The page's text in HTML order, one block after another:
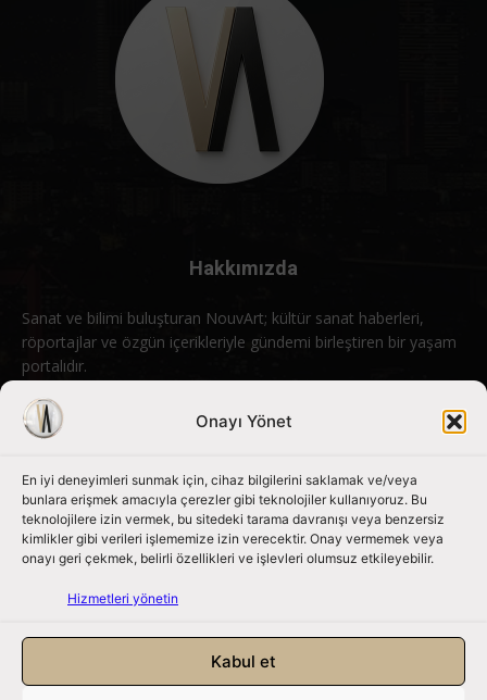
Onayı Yönet
En iyi deneyimleri sunmak için, cihaz bilgilerini saklamak ve/veya
bunlara erişmek amacıyla çerezler gibi teknolojiler kullanıyoruz. Bu
teknolojilere izin vermek, bu sitedeki tarama davranışı veya benzersiz
kimlikler gibi verileri işlememize izin verecektir. Onay vermemek veya
onayı geri çekmek, belirli özellikleri ve işlevleri olumsuz etkileyebilir.
Hizmetleri yönetin
Kabul et
Hakkımızda
Sanat ve bilimi buluşturan NouvArt; kültür sanat haberleri,
röportajlar ve özgün içerikleriyle gündemi birleştiren bir yaşam
portalıdır.
Bizimle iletişime geçin: info@nouvart.net
Bizi Takip Edin